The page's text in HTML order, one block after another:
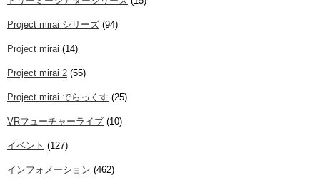
Project mirai シリーズ (94)
Project mirai (14)
Project mirai 2 (55)
Project mirai でらっくす (25)
VRフューチャーライブ (10)
イベント (127)
インフォメーション (462)